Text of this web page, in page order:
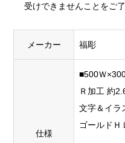
受けできませんことをご了
メーカー 福彫
仕様
■500Ｗ
Ｒ加工 約
文字＆イ
ゴールドＨＬ